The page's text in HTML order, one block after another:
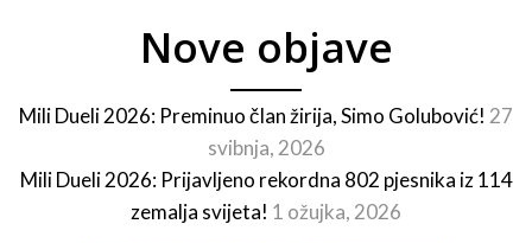
Nove objave
Mili Dueli 2026: Preminuo član žirija, Simo Golubović! 27
svibnja, 2026
Mili Dueli 2026: Prijavljeno rekordna 802 pjesnika iz 114
zemalja svijeta! 1 ožujka, 2026